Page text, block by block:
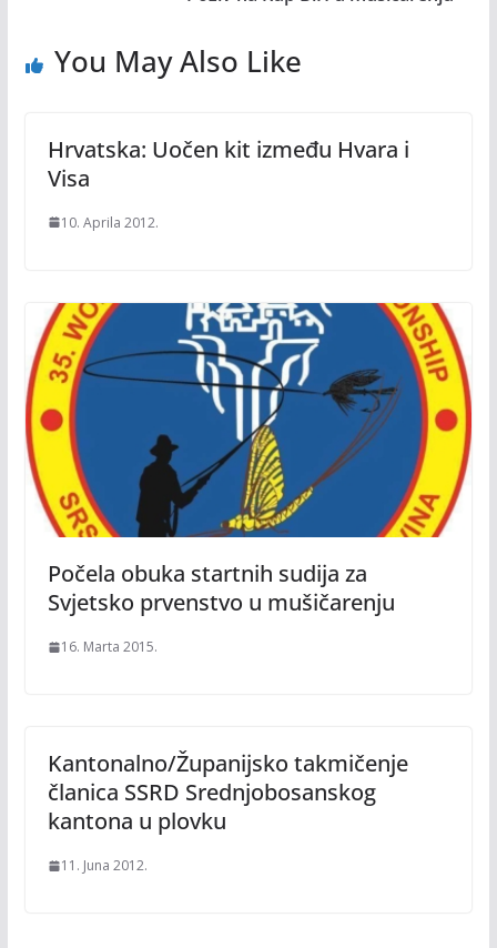
You May Also Like
Hrvatska: Uočen kit između Hvara i
Visa
10. Aprila 2012.
Počela obuka startnih sudija za
Svjetsko prvenstvo u mušičarenju
16. Marta 2015.
Kantonalno/Županijsko takmičenje
članica SSRD Srednjobosanskog
kantona u plovku
11. Juna 2012.